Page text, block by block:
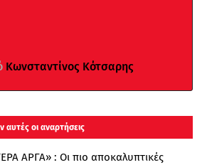
Κωνσταντίνος Κότσαρης
αυτές οι αναρτήσεις
ΑΡΓΑ» : Oι πιο αποκαλυπτικές